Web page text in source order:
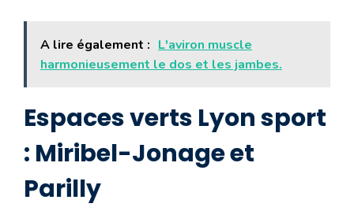
A lire également : L'aviron muscle
harmonieusement le dos et les jambes.
Espaces verts Lyon sport
: Miribel-Jonage et
Parilly